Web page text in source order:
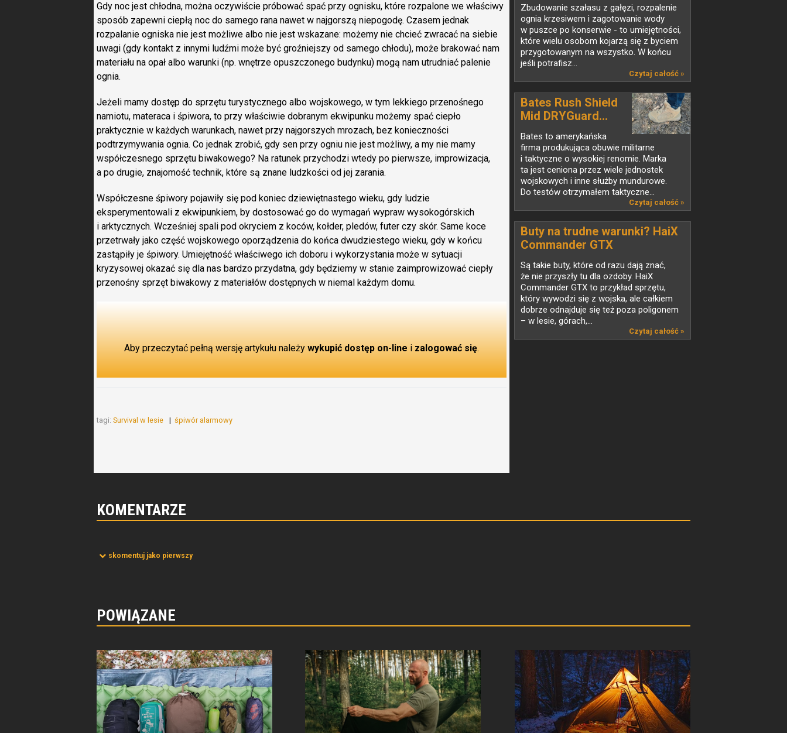
Gdy noc jest chłodna, można oczywiście próbować spać przy ognisku, które rozpalone we właściwy
sposób zapewni ciepłą noc do samego rana nawet w najgorszą niepogodę. Czasem jednak
rozpalanie ogniska nie jest możliwe albo nie jest wskazane: możemy nie chcieć zwracać na siebie
uwagi (gdy kontakt z innymi ludźmi może być groźniejszy od samego chłodu), może brakować nam
materiału na opał albo warunki (np. wnętrze opuszczonego budynku) mogą nam utrudniać palenie
ognia.
Jeżeli mamy dostęp do sprzętu turystycznego albo wojskowego, w tym lekkiego przenośnego
namiotu, materaca i śpiwora, to przy właściwie dobranym ekwipunku możemy spać ciepło
praktycznie w każdych warunkach, nawet przy najgorszych mrozach, bez konieczności
podtrzymywania ognia. Co jednak zrobić, gdy sen przy ogniu nie jest możliwy, a my nie mamy
współczesnego sprzętu biwakowego? Na ratunek przychodzi wtedy po pierwsze, improwizacja,
a po drugie, znajomość technik, które są znane ludzkości od jej zarania.
Współczesne śpiwory pojawiły się pod koniec dziewiętnastego wieku, gdy ludzie
eksperymentowali z ekwipunkiem, by dostosować go do wymagań wypraw wysokogórskich
i arktycznych. Wcześniej spali pod okryciem z koców, kołder, pledów, futer czy skór. Same koce
przetrwały jako część wojskowego oporządzenia do końca dwudziestego wieku, gdy w końcu
zastąpiły je śpiwory. Umiejętność właściwego ich doboru i wykorzystania może w sytuacji
kryzysowej okazać się dla nas bardzo przydatna, gdy będziemy w stanie zaimprowizować ciepły
przenośny sprzęt biwakowy z materiałów dostępnych w niemal każdym domu.
Aby przeczytać pełną wersję artykułu należy wykupić dostęp on-line i zalogować się.
tagi: Survival w lesie śpiwór alarmowy
Zbudowanie szałasu z gałęzi, rozpalenie
ognia krzesiwem i zagotowanie wody
w puszce po konserwie - to umiejętności,
które wielu osobom kojarzą się z byciem
przygotowanym na wszystko. W końcu
jeśli potrafisz...
Czytaj całość »
Bates Rush Shield
Mid DRYGuard...
Bates to amerykańska
firma produkująca obuwie militarne
i taktyczne o wysokiej renomie. Marka
ta jest ceniona przez wiele jednostek
wojskowych i inne służby mundurowe.
Do testów otrzymałem taktyczne...
Czytaj całość »
Buty na trudne warunki? HaiX
Commander GTX
Są takie buty, które od razu dają znać,
że nie przyszły tu dla ozdoby. HaiX
Commander GTX to przykład sprzętu,
który wywodzi się z wojska, ale całkiem
dobrze odnajduje się też poza poligonem
– w lesie, górach,...
Czytaj całość »
KOMENTARZE
skomentuj jako pierwszy
POWIĄZANE